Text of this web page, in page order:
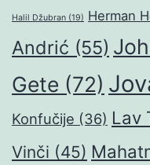
Halil Džubran (19) Herman
Andrić (55)
Gete (72)
Konfučije (36) Lav
Vinči (45)